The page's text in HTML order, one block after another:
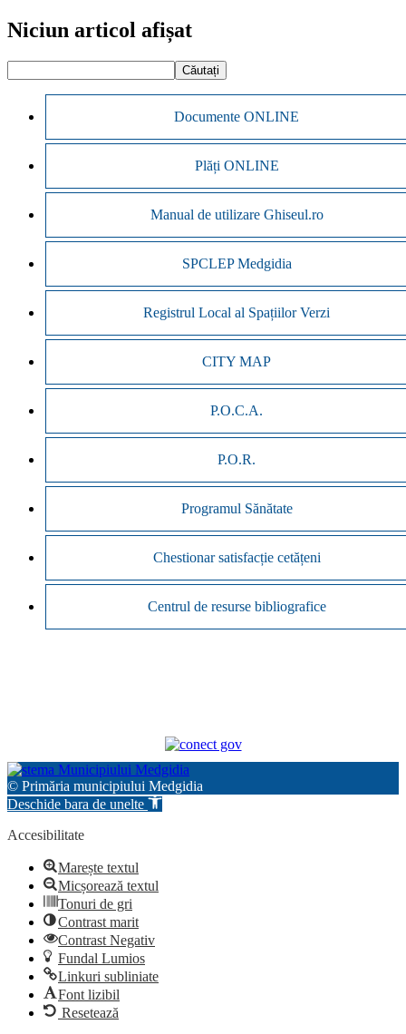
Niciun articol afișat
Documente ONLINE
Plăți ONLINE
Manual de utilizare Ghiseul.ro
SPCLEP Medgidia
Registrul Local al Spațiilor Verzi
CITY MAP
P.O.C.A.
P.O.R.
Programul Sănătate
Chestionar satisfacție cetățeni
Centrul de resurse bibliografice
© Primăria municipiului Medgidia
Deschide bara de unelte
Accesibilitate
Marește textul
Micșorează textul
Tonuri de gri
Contrast marit
Contrast Negativ
Fundal Lumios
Linkuri subliniate
Font lizibil
Resetează